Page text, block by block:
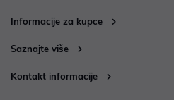
Informacije za kupce
Saznajte više
Kontakt informacije